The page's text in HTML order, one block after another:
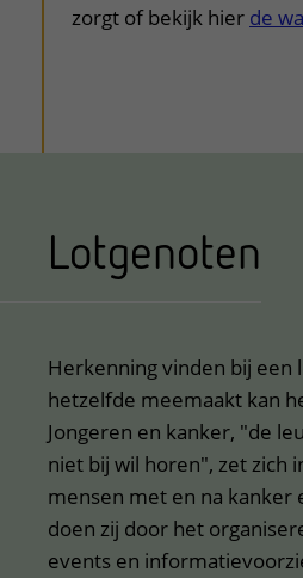
zorgt of bekijk hier de
Lotgenoten
Herkenning vinden bij een
hetzelfde meemaakt kan
Jongeren en kanker, "de
niet bij wil horen", zet zich
mensen met en na kanker
doen zij door het
events en